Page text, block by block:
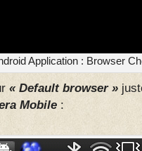
Application : Browser
« Default browser »
Mobile :